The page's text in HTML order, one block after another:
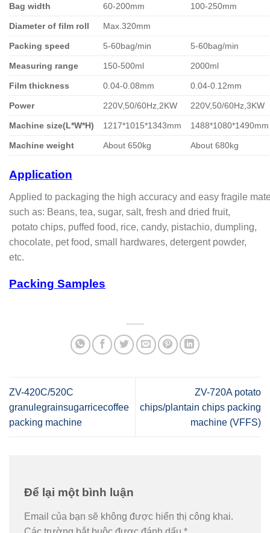
Bag width 60-200mm 100-250mm
Diameterof film roll Max.320mm
Packing speed 5-60bag/min 5-60bag/min
Measuring range 150-500ml 2000ml
Film thickness 0.04-0.08mm 0.04-0.12mm
Power 220V,50/60Hz,2KW 220V,50/60Hz,3KW
Machine size(L*W*H) 1217*1015*1343mm 1488*1080*1490mm
Machine weight About 650kg About 680kg
Application
Applied to packaging the high accuracy and easy fragile
such as: Beans, tea, sugar, salt, fresh and dried fruit,
potato chips, puffed food, rice, candy, pistachio, dumpling,
chocolate, pet food, small hardwares, detergent powder,
etc.
Packing Samples
ZV-420C/520C
granulegrainsugarricecoffee
packing machine
ZV-720A potato
chips/plantain chips packing
machine (VFFS)
Để lại một bình luận
Email của bạn sẽ không được hiển thị công khai.